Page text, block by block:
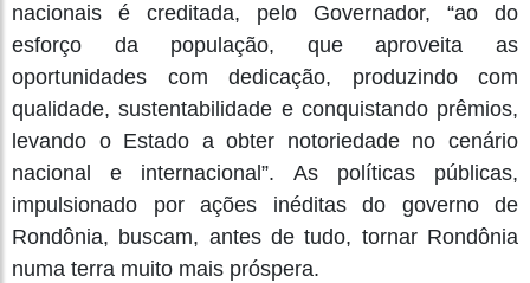
nacionais é creditada, pelo Governador, “ao do
esforço da população, que aproveita as
oportunidades com dedicação, produzindo com
qualidade, sustentabilidade e conquistando prêmios,
levando o Estado a obter notoriedade no cenário
nacional e internacional”. As políticas públicas,
impulsionado por ações inéditas do governo de
Rondônia, buscam, antes de tudo, tornar Rondônia
numa terra muito mais próspera.